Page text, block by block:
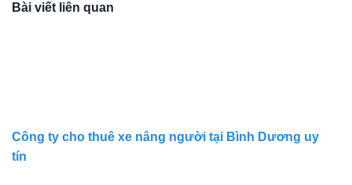
Bài viết liên quan
Công ty cho thuê xe nâng người tại Bình Dương uy
tín